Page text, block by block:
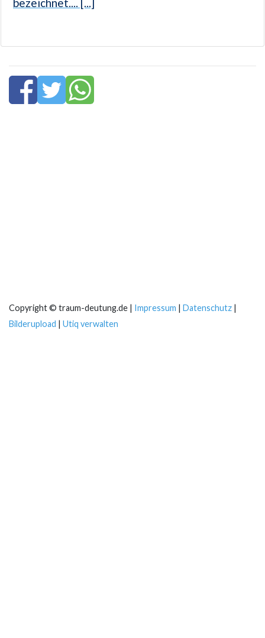
Copyright © traum-deutung.de | Impressum | Datenschutz |
Bilderupload | Utiq verwalten